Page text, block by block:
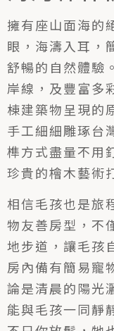
擁有座山面海的
眼，海濤入耳，
舒暢的自然體驗
岸線，及豐富多
棟建築物呈現的
手工細細雕琢台
榫方式盡量不用
珍貴的檜木藝術
相信毛孩也是旅
物友善房型，不
地步道，讓毛孩
房內備有簡易寵
論是清晨的陽光
能與毛孩一同靜